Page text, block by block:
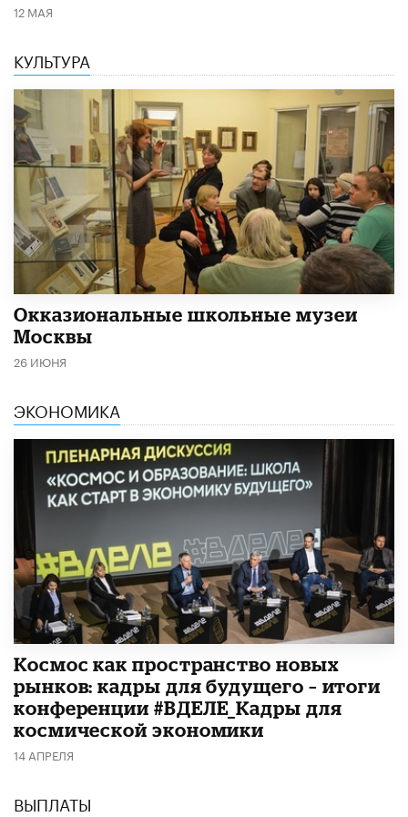
12 МАЯ
КУЛЬТУРА
​Окказиональные школьные музеи
Москвы
26 ИЮНЯ
ЭКОНОМИКА
Космос как пространство новых
рынков: кадры для будущего – итоги
конференции #ВДЕЛЕ_Кадры для
космической экономики
14 АПРЕЛЯ
ВЫПЛАТЫ